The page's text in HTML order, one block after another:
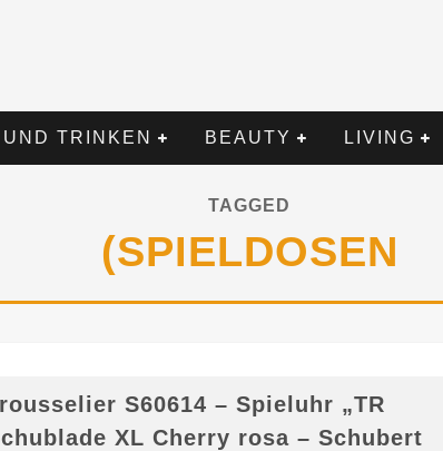
TRINKEN BEAUTY LIVING
TAGGED
(SPIELDOSEN
S60614 – Spieluhr „TR
XL Cherry rosa – Schubert